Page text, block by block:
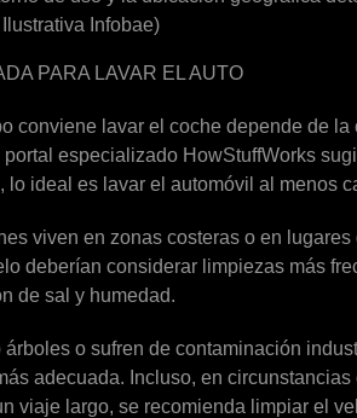
Infobae)
PARA LAVAR EL AUTO
conviene lavar el coche depende de
especializado HowStuffWorks
lo ideal es lavar el automóvil al menos
viven en zonas costeras o en
deberían considerar limpiezas más
de sal y humedad.
o sufren de contaminación
adecuada. Incluso, en
viaje largo, se recomienda limpiar el